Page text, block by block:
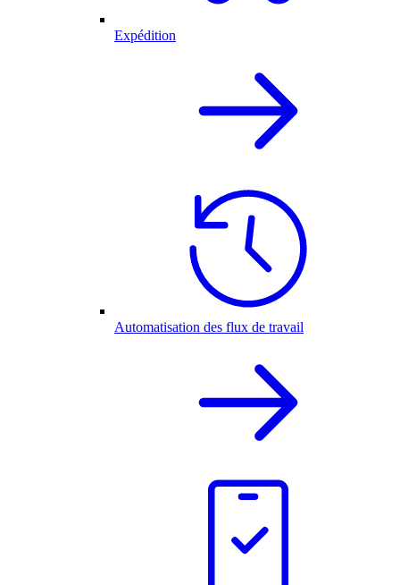
Expédition
Automatisation des flux de travail